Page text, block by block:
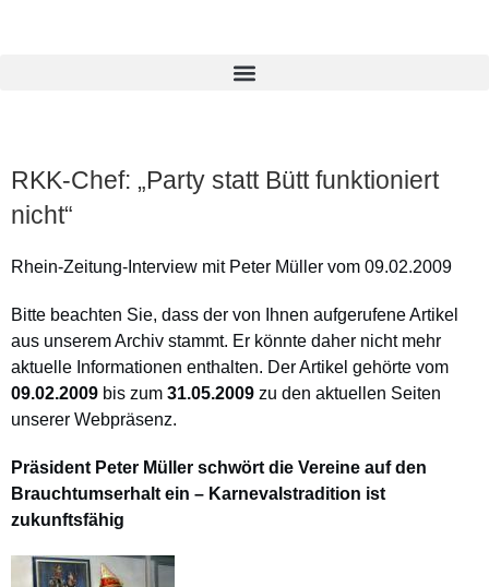
RKK-Chef: „Party statt Bütt funktioniert
nicht“
Rhein-Zeitung-Interview mit Peter Müller vom 09.02.2009
Bitte beachten Sie, dass der von Ihnen aufgerufene Artikel
aus unserem Archiv stammt. Er könnte daher nicht mehr
aktuelle Informationen enthalten. Der Artikel gehörte vom
09.02.2009 bis zum 31.05.2009 zu den aktuellen Seiten
unserer Webpräsenz.
Präsident Peter Müller schwört die Vereine auf den
Brauchtumserhalt ein – Karnevalstradition ist
zukunftsfähig